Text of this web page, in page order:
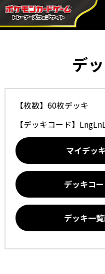
デ
【枚数】60枚デッキ
【デッキコード】
マイデッ
デッキコ
デッキ一